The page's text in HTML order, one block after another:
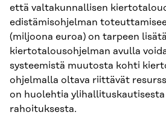
että valtakunnallisen
edistämisohjelman
(miljoona euroa) on tarpeen
kiertotalousohjelman avulla
systeemistä muutosta kohti
ohjelmalla oltava riittävät
on huolehtia
rahoituksesta.